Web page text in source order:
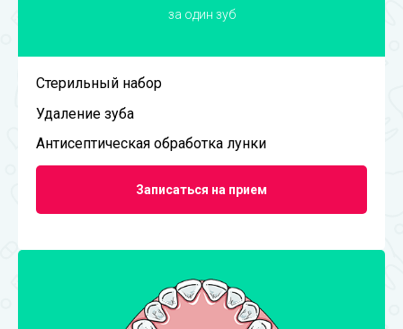
за один зуб
Стерильный набор
Удаление зуба
Антисептическая обработка лунки
Записаться на прием